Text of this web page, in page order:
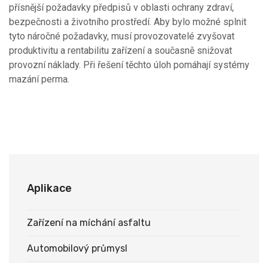
přísnější požadavky předpisů v oblasti ochrany zdraví,
bezpečnosti a životního prostředí. Aby bylo možné splnit
tyto náročné požadavky, musí provozovatelé zvyšovat
produktivitu a rentabilitu zařízení a současně snižovat
provozní náklady. Při řešení těchto úloh pomáhají systémy
mazání perma.
Aplikace
Zařízení na míchání asfaltu
Automobilový průmysl